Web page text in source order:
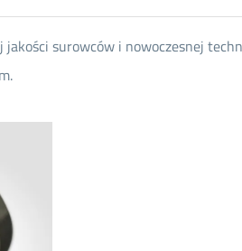
surowców i nowoczesnej